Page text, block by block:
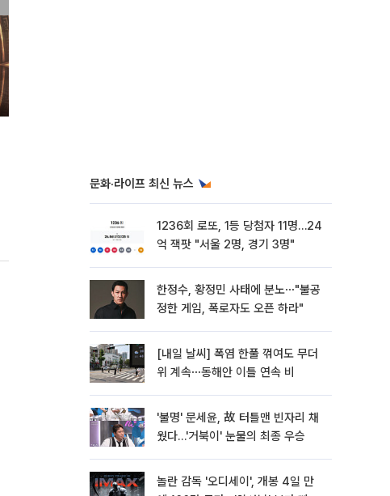
문화·라이프 최신 뉴스
1236회 로또, 1등 당첨자 11명…24
억 잭팟 "서울 2명, 경기 3명"
한정수, 황정민 사태에 분노⋯"불공
정한 게임, 폭로자도 오픈 하라"
[내일 날씨] 폭염 한풀 꺾여도 무더
위 계속⋯동해안 이틀 연속 비
'불명' 문세윤, 故 터틀맨 빈자리 채
웠다…'거북이' 눈물의 최종 우승
놀란 감독 '오디세이', 개봉 4일 만